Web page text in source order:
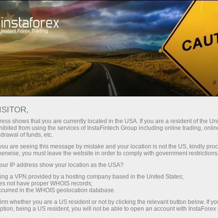
Hisob-varag'ini tez ochish Savdo platformasi
Endi ish
uchun
Investorlar uchun Hamkorlar uchun
varag‘ini ochish
тёплые слова и самые приятные подарки. А мы,
розыгрыш — шанс выиграть целых $8000!
и дождитесь подведения итогов.
shows that you are currently located in the USA. If you are a resident of the
from using the services of InstaFintech Group including online trading,
of funds, etc.
are seeing this message by mistake and your location is not the US, kindly
you must leave the website in order to comply with government
IP address show your location as the USA?
a VPN provided by a hosting company based in the United States;
not have proper WHOIS records;
in the WHOIS geolocation database.
whether you are a US resident or not by clicking the relevant button below. If
being a US resident, you will not be able to open an account with InstaForex